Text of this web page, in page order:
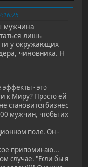
мужчина
лишь
у окружающих
чиновника. Н
эффекты - это
к Миру? Просто ей
становится бизнес
мужчин, чтобы их
поле. Он -
припоминаю...
случае. "Если бы я